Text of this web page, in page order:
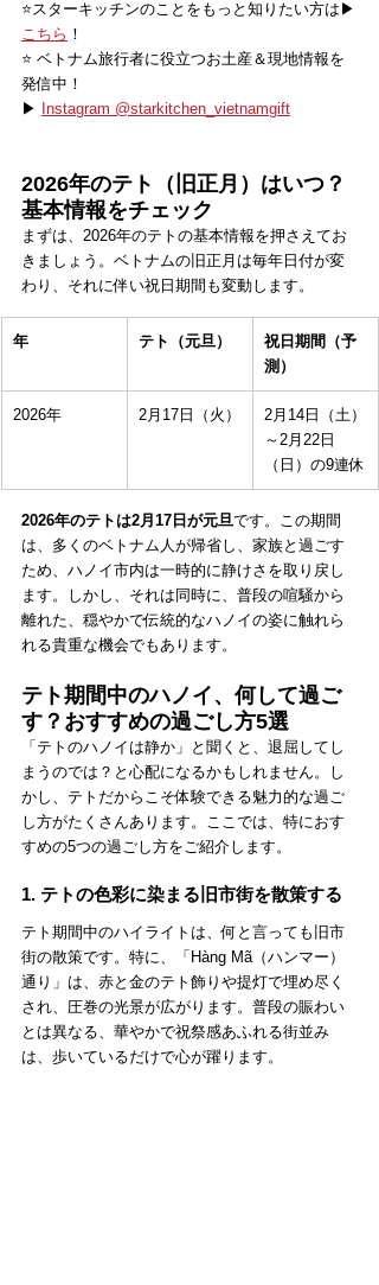
⭐️スターキッチンのことをもっと知りたい方は▶
こちら ！
⭐️ ベトナム旅行者に役立つお土産＆現地情報を
発信中！
▶
Instagram @starkitchen_vietnamgift
2026年のテト（旧正月）はいつ？
基本情報をチェック
まずは、2026年のテトの基本情報を押さえてお
きましょう。ベトナムの旧正月は毎年日付が変
わり、それに伴い祝日期間も変動します。
年 テト（元旦）
祝日期間（予
測）
2026年 2月17日（火）
2月14日（土）
～2月22日
（日）の9連休
2026年のテトは2月17日が元旦です。この期間
は、多くのベトナム人が帰省し、家族と過ごす
ため、ハノイ市内は一時的に静けさを取り戻し
ます。しかし、それは同時に、普段の喧騒から
離れた、穏やかで伝統的なハノイの姿に触れら
れる貴重な機会でもあります。
テト期間中のハノイ、何して過ご
す？おすすめの過ごし方5選
「テトのハノイは静か」と聞くと、退屈してし
まうのでは？と心配になるかもしれません。し
かし、テトだからこそ体験できる魅力的な過ご
し方がたくさんあります。ここでは、特におす
すめの5つの過ごし方をご紹介します。
1. テトの色彩に染まる旧市街を散策する
テト期間中のハイライトは、何と言っても旧市
街の散策です。特に、「Hàng Mã（ハンマー）
通り」は、赤と金のテト飾りや提灯で埋め尽く
され、圧巻の光景が広がります。普段の賑わい
とは異なる、華やかで祝祭感あふれる街並み
は、歩いているだけで心が躍ります。